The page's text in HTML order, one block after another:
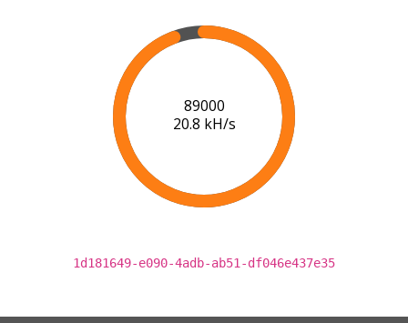
91000
20.9 kH/s
1d181649-e090-4adb-ab51-df046e437e35